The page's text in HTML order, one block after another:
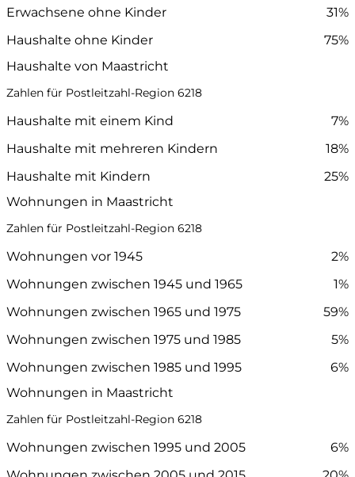
Erwachsene ohne Kinder
31%
Haushalte ohne Kinder
75%
Haushalte von Maastricht
Zahlen für Postleitzahl-Region 6218
Haushalte mit einem Kind
7%
Haushalte mit mehreren Kindern
18%
Haushalte mit Kindern
25%
Wohnungen in Maastricht
Zahlen für Postleitzahl-Region 6218
Wohnungen vor 1945
2%
Wohnungen zwischen 1945 und 1965
1%
Wohnungen zwischen 1965 und 1975
59%
Wohnungen zwischen 1975 und 1985
5%
Wohnungen zwischen 1985 und 1995
6%
Wohnungen in Maastricht
Zahlen für Postleitzahl-Region 6218
Wohnungen zwischen 1995 und 2005
6%